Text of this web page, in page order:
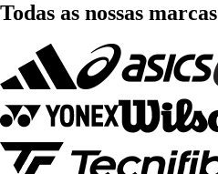
Todas as nossas marcas